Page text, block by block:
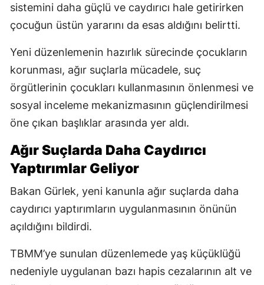
sistemini daha güçlü ve caydırıcı hale getirirken
çocuğun üstün yararını da esas aldığını belirtti.
Yeni düzenlemenin hazırlık sürecinde çocukların
korunması, ağır suçlarla mücadele, suç
örgütlerinin çocukları kullanmasının önlenmesi ve
sosyal inceleme mekanizmasının güçlendirilmesi
öne çıkan başlıklar arasında yer aldı.
Ağır Suçlarda Daha Caydırıcı
Yaptırımlar Geliyor
Bakan Gürlek, yeni kanunla ağır suçlarda daha
caydırıcı yaptırımların uygulanmasının önünün
açıldığını bildirdi.
TBMM’ye sunulan düzenlemede yaş küçüklüğü
nedeniyle uygulanan bazı hapis cezalarının alt ve